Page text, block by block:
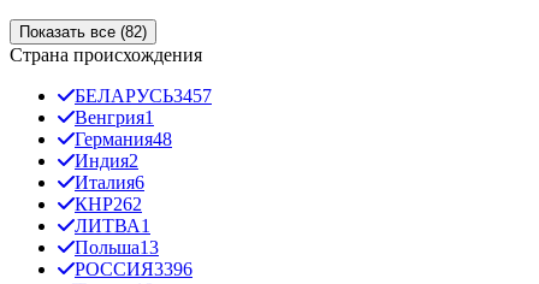
Показать все (82)
Страна происхождения
БЕЛАРУСЬ3457
Венгрия1
Германия48
Индия2
Италия6
КНР262
ЛИТВА1
Польша13
РОССИЯ3396